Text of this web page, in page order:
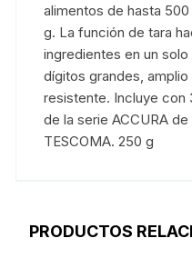
alimentos de hasta
g. La función de tara
ingredientes en un
dígitos grandes,
resistente. Incluye con
de la serie ACCURA
TESCOMA. 250 g
PRODUCTOS